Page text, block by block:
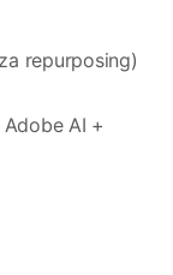
repurposing)
AI +